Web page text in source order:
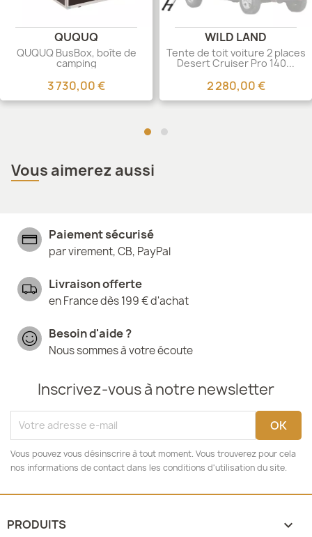
QUQUQ
QUQUQ BusBox, boîte de
camping
3 730,00 €
WILD LAND
Tente de toit voiture 2 places
Desert Cruiser Pro 140...
2 280,00 €
Vous aimerez aussi
Paiement sécurisé
par virement, CB, PayPal
Livraison offerte
en France dès 199 € d'achat
Besoin d'aide ?
Nous sommes à votre écoute
Inscrivez-vous à notre newsletter
Vous pouvez vous désinscrire à tout moment. Vous trouverez pour cela
nos informations de contact dans les conditions d'utilisation du site.
PRODUITS 